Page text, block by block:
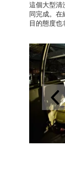
這個大型清
同完成。
目的態度也